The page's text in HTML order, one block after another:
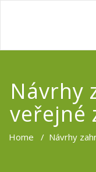
Návrhy
veřejné
Home / Návrhy